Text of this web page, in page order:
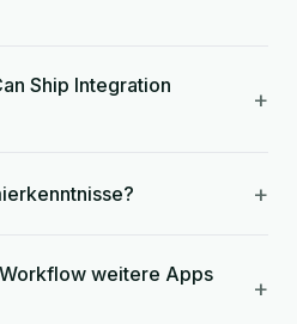
Ship Integration
+
+
weitere Apps
+